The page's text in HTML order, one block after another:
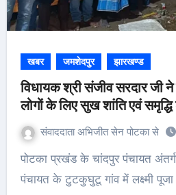
खबर जमशेदपुर झारखण्ड
विधायक श्री संजीव सरदार जी ने
लोगों के लिए सुख शांति एवं
संवाददाता अभिजीत सेन पोटका से
पोटका प्रखंड के चांदपुर पंचायत अंतर्गत रंगामाटीया एवं रसुनचोपा
पंचायत के टुटकुघुटू गांव में लक्ष्मी